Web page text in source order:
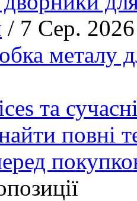
/ 7 Сер. 2026
металу
та
повні